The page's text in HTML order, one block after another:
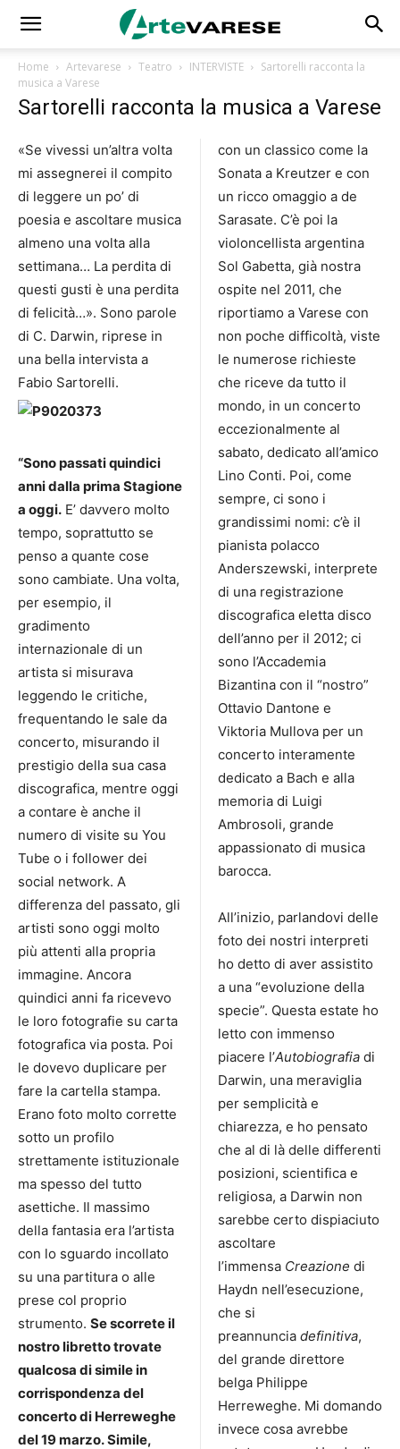
Home Artevarese Teatro INTERVISTE
Sartorelli racconta la
musica a Varese
Sartorelli racconta la musica a Varese
«Se vivessi un’altra volta
mi assegnerei il compito
di leggere un po’ di
poesia e ascoltare musica
almeno una volta alla
settimana… La perdita di
questi gusti è una perdita
di felicità…». Sono parole
di C. Darwin, riprese in
una bella intervista a
Fabio Sartorelli.
“Sono passati quindici
anni dalla prima Stagione
a oggi. E’ davvero molto
tempo, soprattutto se
penso a quante cose
sono cambiate. Una volta,
per esempio, il
gradimento
internazionale di un
artista si misurava
leggendo le critiche,
frequentando le sale da
concerto, misurando il
prestigio della sua casa
discografica, mentre oggi
a contare è anche il
numero di visite su You
Tube o i follower dei
social network. A
differenza del passato, gli
artisti sono oggi molto
più attenti alla propria
immagine. Ancora
quindici anni fa ricevevo
le loro fotografie su carta
fotografica via posta. Poi
le dovevo duplicare per
fare la cartella stampa.
Erano foto molto corrette
sotto un profilo
strettamente istituzionale
ma spesso del tutto
asettiche. Il massimo
della fantasia era l’artista
con lo sguardo incollato
su una partitura o alle
prese col proprio
strumento. Se scorrete il
nostro libretto trovate
qualcosa di simile in
corrispondenza del
concerto di Herreweghe
del 19 marzo. Simile,
con un classico come la
Sonata a Kreutzer e con
un ricco omaggio a de
Sarasate. C’è poi la
violoncellista argentina
Sol Gabetta, già nostra
ospite nel 2011, che
riportiamo a Varese con
non poche difficoltà, viste
le numerose richieste
che riceve da tutto il
mondo, in un concerto
eccezionalmente al
sabato, dedicato all’amico
Lino Conti. Poi, come
sempre, ci sono i
grandissimi nomi: c’è il
pianista polacco
Anderszewski, interprete
di una registrazione
discografica eletta disco
dell’anno per il 2012; ci
sono l’Accademia
Bizantina con il “nostro”
Ottavio Dantone e
Viktoria Mullova per un
concerto interamente
dedicato a Bach e alla
memoria di Luigi
Ambrosoli, grande
appassionato di musica
barocca.
All’inizio, parlandovi delle
foto dei nostri interpreti
ho detto di aver assistito
a una “evoluzione della
specie”. Questa estate ho
letto con immenso
piacere l’Autobiografia di
Darwin, una meraviglia
per semplicità e
chiarezza, e ho pensato
che al di là delle differenti
posizioni, scientifica e
religiosa, a Darwin non
sarebbe certo dispiaciuto
ascoltare
l’immensa Creazione di
Haydn nell’esecuzione,
che si
preannuncia definitiva,
del grande direttore
belga Philippe
Herreweghe. Mi domando
invece cosa avrebbe